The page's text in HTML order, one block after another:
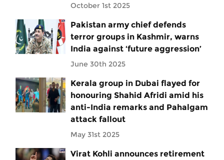
October 1st 2025
Pakistan army chief defends
terror groups in Kashmir, warns
India against ‘future aggression’
June 30th 2025
Kerala group in Dubai flayed for
honouring Shahid Afridi amid his
anti-India remarks and Pahalgam
attack fallout
May 31st 2025
Virat Kohli announces retirement